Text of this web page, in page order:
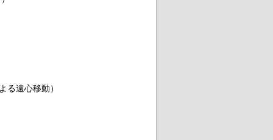
る遠心移動）